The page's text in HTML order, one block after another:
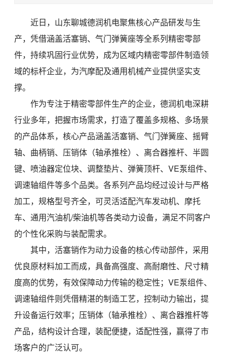
近日，山东聊城德润机电聚焦核心产品研发与生
产，凭借涵盖活塞销、气门弹簧座等全系列精密零部
件，持续巩固行业优势，成为区域内精密零部件制造领
域的标杆企业，为汽摩配及通用机械产业提供坚实支
撑。
作为专注于精密零部件生产的企业，德润机电深耕
行业多年，把握市场需求，打造了覆盖多规格、多场景
的产品体系，核心产品涵盖活塞销、气门弹簧座、摇臂
轴、曲柄销、压销体（轴承推栓）、离合器推杆、半圆
键、喷油器定位块、调整垫片、弹簧顶杆、VE泵组件、
调速轴组件等多个品类。各系列产品均经过设计与严格
加工，规格型号齐全，可灵活适配汽车发动机、摩托
车、通用汽油机/柴油机等各类动力设备，满足不同客户
的个性化采购与装配需求。
其中，活塞销作为动力设备的核心传动部件，采用
优良原材料加工而成，具备高强度、高耐磨性、尺寸精
度高的优势，有效保障动力传输的稳定性；VE泵组件、
调速轴组件则凭借精湛的制造工艺， 控制动力输出，提
升设备运行效率；压销体（轴承推栓）、离合器推杆等
产品，结构设计合理，装配便捷，适配性强，赢得了市
场客户的广泛认可。